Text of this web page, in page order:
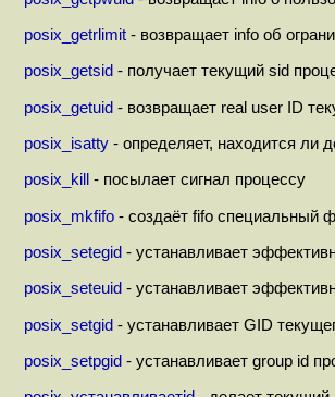
posix_getrlimit - возвращает info об
posix_getsid - получает текущий sid
posix_getuid - возвращает real user ID
posix_isatty - определяет, находится ли
posix_kill - посылает сигнал процессу
posix_mkfifo - создаёт fifo специальный
posix_setegid - устанавливает
posix_seteuid - устанавливает
posix_setgid - устанавливает GID
posix_setpgid - устанавливает group id